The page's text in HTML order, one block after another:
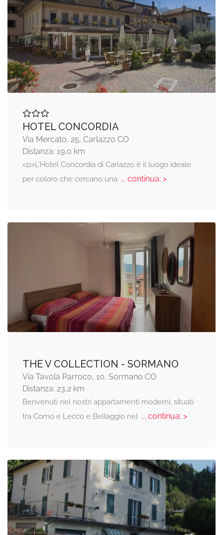
HOTEL CONCORDIA
Via Mercato, 25, Carlazzo CO
Distanza: 19,0 km
<p>L’Hotel Concordia di Carlazzo è il luogo ideale
per coloro che cercano una... continua: >
THE V COLLECTION - SORMANO
Via Tavola Parroco, 10, Sormano CO
Distanza: 23,2 km
Benvenuti nel nostri appartamenti moderni, situati
tra Como e Lecco e Bellaggio nel... continua: >